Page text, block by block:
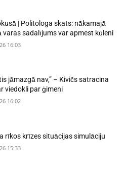
| Politologa skats: nākamajā
varas sadalījums var apmest kūleni
16:03
jāmazgā nav,” – Kivičs satracina
viedokli par ģimeni
16:02
rīkos krīzes situācijas simulāciju
15:33